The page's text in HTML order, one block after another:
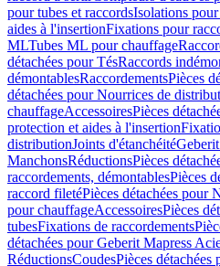
pour tubes et raccordsIsolations
aides à l'insertionFixations pour
MLTubes ML pour chauffage
détachées pour TésRaccords
démontablesRaccordementsPièces
détachées pour Nourrices de
chauffageAccessoiresPièces
protection et aides à l'insertion
distributionJoints d'étanchéité
ManchonsRéductionsPièces
raccordements, démontablesPièces
raccord filetéPièces détachées pour
pour chauffageAccessoiresPièces
tubesFixations de raccordements
détachées pour Geberit Mapress
RéductionsCoudesPièces détachées